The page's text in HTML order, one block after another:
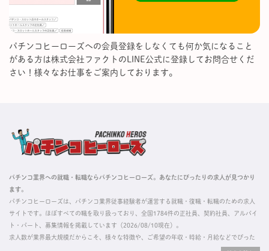
パチンコヒーローズへの会員登録をしなくても何か気になること
がある方は株式会社ファクトのLINE公式に登録してお問合せくだ
さい！様々なお仕事をご案内しております。
パチンコ業界への就職・転職ならパチンコヒーローズ。あなたにぴったりの求人が見つかり
ます。
パチンコヒーローズは、パチンコ業界従事経験者が運営する就職・復職・転職のための求人
サイトです。ほぼすべての職を取り扱っており、全国1784件の正社員、契約社員、アルバイ
ト・パート、募集情報を掲載しています（2026/08/10現在）。
求人数が業界最大規模だからこそ、様々な特徴や、ご希望の年収・時給・月給などでぴった